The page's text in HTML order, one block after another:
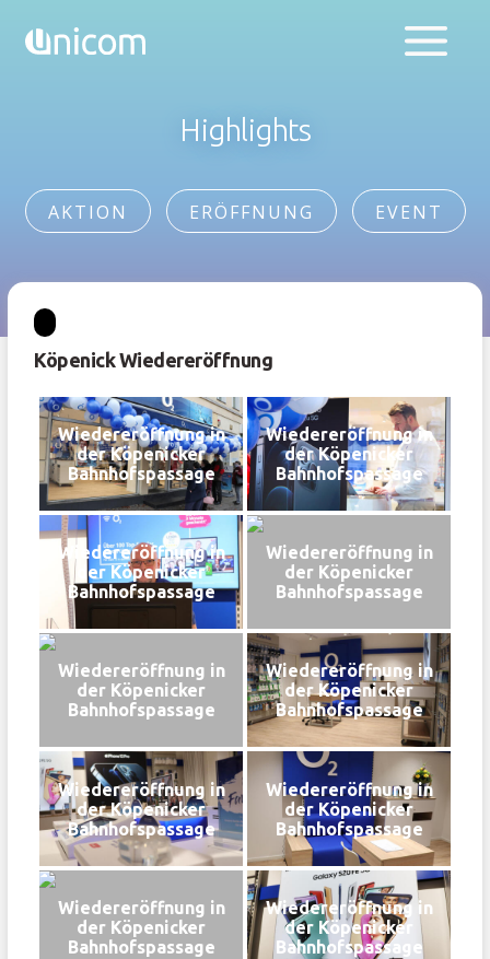
Highlights
AKTION ERÖFFNUNG EVENT
Köpenick Wiedereröffnung
Wiedereröffnung in
der Köpenicker
Bahnhofspassage
Wiedereröffnung in
der Köpenicker
Bahnhofspassage
Wiedereröffnung in
der Köpenicker
Bahnhofspassage
Wiedereröffnung in
der Köpenicker
Bahnhofspassage
Wiedereröffnung in
der Köpenicker
Bahnhofspassage
Wiedereröffnung in
der Köpenicker
Bahnhofspassage
Wiedereröffnung in
der Köpenicker
Bahnhofspassage
Wiedereröffnung in
der Köpenicker
Bahnhofspassage
Wiedereröffnung in
der Köpenicker
Bahnhofspassage
Wiedereröffnung in
der Köpenicker
Bahnhofspassage